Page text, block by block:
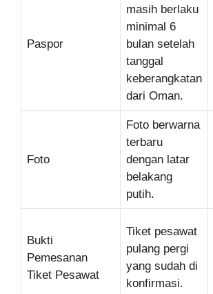
Paspor
masih berlaku
minimal 6
bulan setelah
tanggal
keberangkatan
dari Oman.
Foto
Foto berwarna
terbaru
dengan latar
belakang
putih.
Bukti
Pemesanan
Tiket Pesawat
Tiket pesawat
pulang pergi
yang sudah di
konfirmasi.